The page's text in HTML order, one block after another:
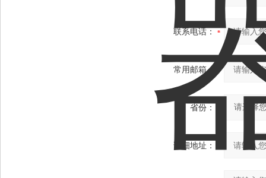
联系电话：
常用邮箱：
省份：
详细地址：